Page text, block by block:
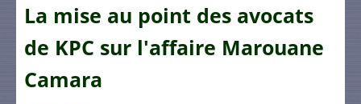
La mise au point des avocats
de KPC sur l'affaire Marouane
Camara